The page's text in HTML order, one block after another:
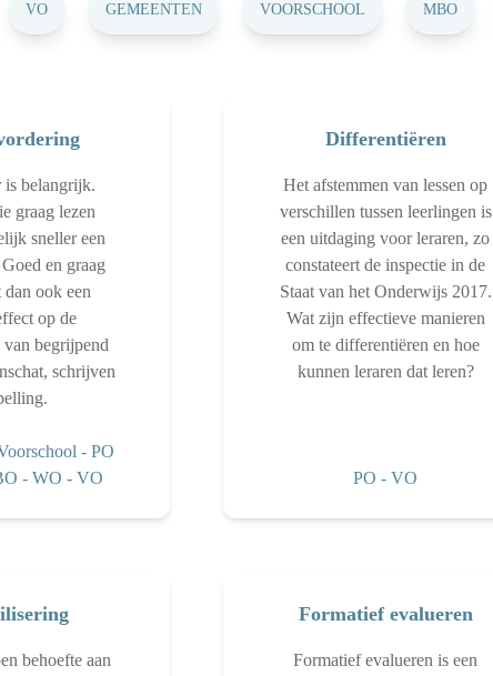
VO GEMEENTEN VOORSCHOOL MBO
is belangrijk.
graag lezen
sneller een
en graag
dan ook een
op de
begrijpend
schrijven
- PO
- WO - VO
Differentiëren
Het afstemmen van lessen op
verschillen tussen leerlingen is
een uitdaging voor leraren, zo
constateert de inspectie in de
Staat van het Onderwijs 2017.
Wat zijn effectieve manieren
om te differentiëren en hoe
kunnen leraren dat leren?
PO - VO
behoefte aan
Formatief evalueren
Formatief evalueren is een